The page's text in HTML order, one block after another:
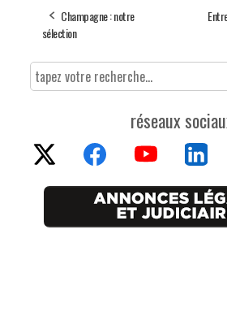
Champagne : notre
sélection
réseaux